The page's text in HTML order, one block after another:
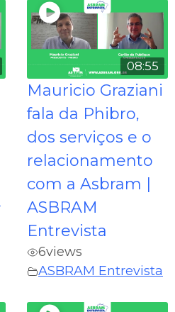
08:55
Mauricio Graziani
fala da Phibro,
dos serviços e o
relacionamento
com a Asbram |
ASBRAM
Entrevista
6views
ASBRAM Entrevista